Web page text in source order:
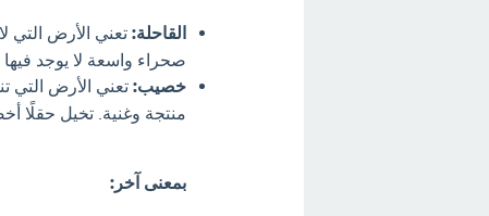
القاحلة: تعني الأرض التي
صحراء واسعة لا يوجد
خصيب: تعني الأرض التي
منتجة وغنية. تخيل حقلًا
بمعنى آخر: